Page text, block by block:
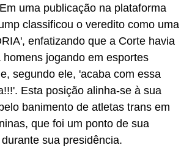
uma publicação na plataforma
classificou o veredito como uma
enfatizando que a Corte havia
homens jogando em esportes
segundo ele, 'acaba com essa
Esta posição alinha-se à sua
banimento de atletas trans em
que foi um ponto de sua
sua presidência.